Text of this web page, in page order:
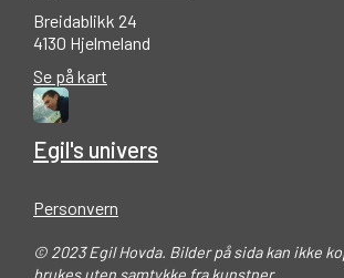
Breidablikk 24
4130 Hjelmeland
Se på kart
Egil's univers
Personvern
© 2023 Egil Hovda. Bilder på sida kan ikke
brukes uten samtykke fra kunstner.